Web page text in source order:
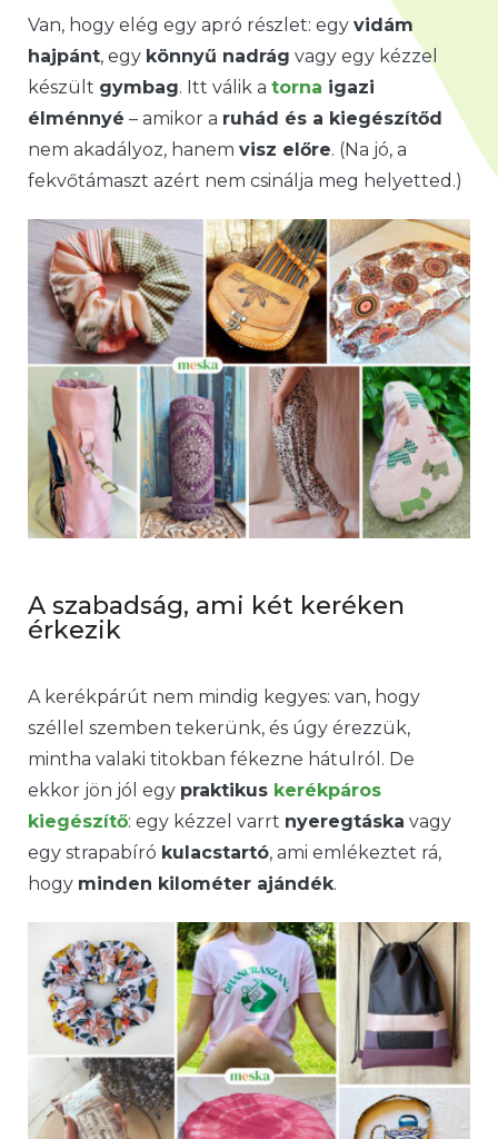
Van, hogy elég egy apró részlet: egy vidám
hajpánt, egy könnyű nadrág vagy egy kézzel
készült gymbag. Itt válik a torna igazi
élménnyé – amikor a ruhád és a kiegészítőd
nem akadályoz, hanem visz előre. (Na jó, a
fekvőtámaszt azért nem csinálja meg helyetted.)
A szabadság, ami két keréken
érkezik
A kerékpárút nem mindig kegyes: van, hogy
széllel szemben tekerünk, és úgy érezzük,
mintha valaki titokban fékezne hátulról. De
ekkor jön jól egy praktikus kerékpáros
kiegészítő: egy kézzel varrt nyeregtáska vagy
egy strapabíró kulacstartó, ami emlékeztet rá,
hogy minden kilométer ajándék.